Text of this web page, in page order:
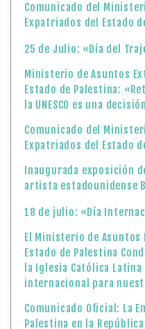
Comunicado del
Expatriados del Estado
25 de Julio: «Día del
Ministerio de Asuntos
Estado de Palestina:
la UNESCO es una
Comunicado del
Expatriados del Estado
Inaugurada exposición
artista estadounidense
18 de julio: «Día
El Ministerio de
Estado de Palestina
la Iglesia Católica
internacional para
Comunicado Oficial: La
Palestina en la